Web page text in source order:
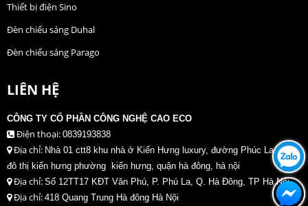
Thiết bị điện Sino
Đèn chiếu sáng Duhal
Đèn chiếu sáng Parago
LIÊN HỆ
CÔNG TY CỔ PHẦN CÔNG NGHỆ CAO ECO
Điện thoại: 0839193838
Địa chỉ: Nhà 01 ctt8 khu nhà ở Kiến Hưng luxury, đường Phúc La, khu
đô thị kiến hưng phường kiến hưng, quận hà đông, hà nội
Địa chỉ: Số 12TT17 KĐT Văn Phú, P. Phú La, Q. Hà Đông, TP Hà Nội
Địa chỉ: 418 Quang Trung Hà đông Hà Nội